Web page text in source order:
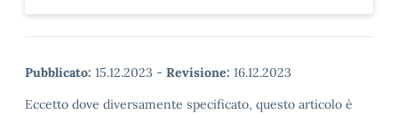
Pubblicato: 15.12.2023 - Revisione: 16.12.2023
Eccetto dove diversamente specificato, questo articolo è